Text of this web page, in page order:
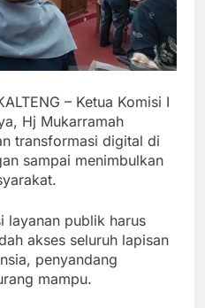
– Ketua Komisi I
Hj Mukarramah
transformasi digital di
sampai menimbulkan
layanan publik harus
akses seluruh lapisan
penyandang
mampu.